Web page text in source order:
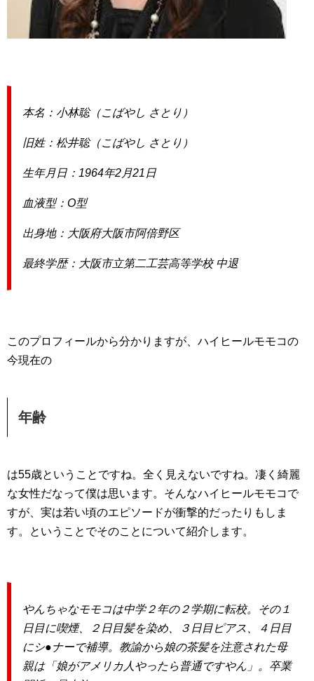
本名：小林聡（こばやし さとり）
旧姓：松井聡（こばやし さとり）
生年月日：1964年2月21日
血液型：O型
出身地：大阪府大阪市阿倍野区
最終学歴：大阪市立第二工芸高等学校 中退
このプロフィールから分かりますが、ハイヒールモモコの
今現在の
年齢
は55歳ということですね。全く見えないですね。凄く綺麗
な女性だなって僕は思います。そんなハイヒールモモコで
すが、実は若い頃のエピソードが衝撃的だったりもしま
す。ということでそのことについて紹介します。
やんちゃなモモコは中学２年の２学期に転校。その１
日目に喫煙、２日目髪を染め、３日目ピアス、４日目
にシ●ナーで補導。教諭から娘の茶髪を注意された母
親は「娘がアメリカ人やったら普通ですやん」。卒業